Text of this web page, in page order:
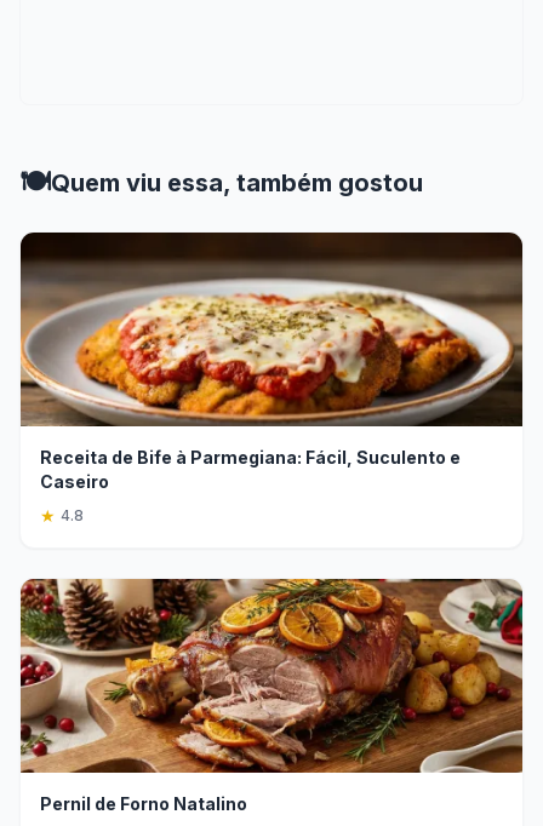
🍽️Quem viu essa, também gostou
Receita de Bife à Parmegiana: Fácil, Suculento e
Caseiro
★ 4.8
Pernil de Forno Natalino